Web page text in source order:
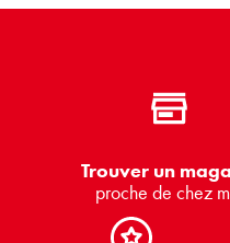
Trouver un
proche de chez